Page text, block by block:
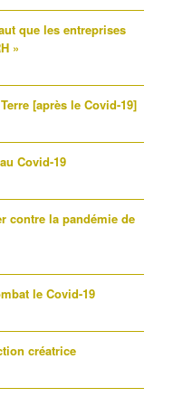
que les entreprises
»
[après le Covid-19]
Covid-19
contre la pandémie de
le Covid-19
créatrice